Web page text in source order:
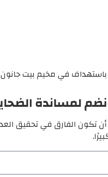
باستهداف في مخيم بيت
لمساندة
تكون الفارق في تحقيق